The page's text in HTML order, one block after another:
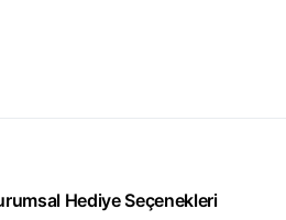
Hediye Seçenekleri